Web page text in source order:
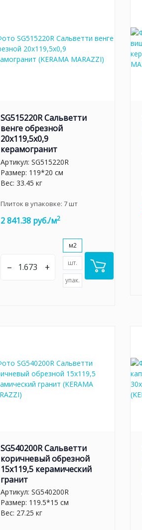
SG515220R Сальветти
венге обрезной
20x119,5x0,9
керамогранит
Артикул: SG515220R
Размер: 119*20 см
Вес: 33.45 кг
Плиток в упаковке: 7шт
2 841.38 руб./м2
– +
м2
шт.
упак.
SG540200R Сальветти
коричневый обрезной
15x119,5 керамический
гранит
Артикул: SG540200R
Размер: 119.5*15 см
Вес: 27.25 кг